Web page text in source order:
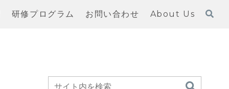
研修プログラム お問い合わせ About Us